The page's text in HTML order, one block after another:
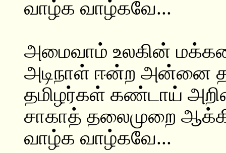
வாழ்க வாழ்கவே...
அமைவாம் உலகின்
அடிநாள் ஈன்ற அன்னை
தமிழர்கள் கண்டாய்
சாகாத் தலைமுறை
வாழ்க வாழ்கவே...